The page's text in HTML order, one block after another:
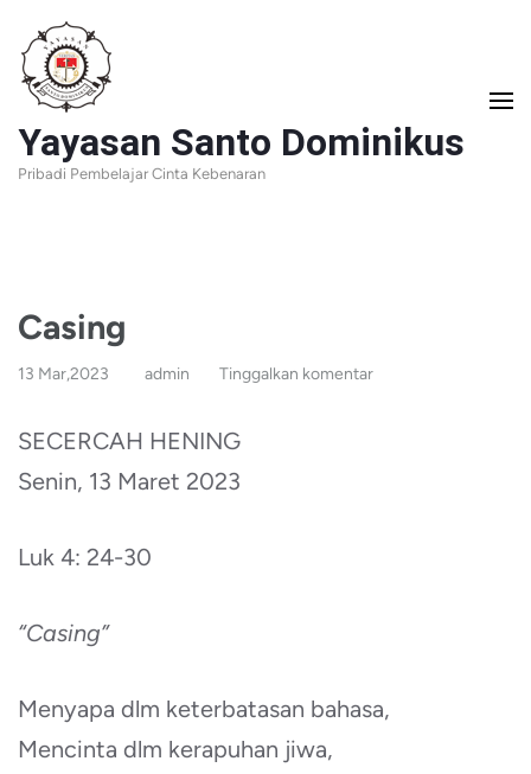
Lompat
ke
konten
(Tekan
Enter)
Yayasan Santo Dominikus
Pribadi Pembelajar Cinta Kebenaran
Casing
13 Mar,2023 admin Tinggalkan komentar
SECERCAH HENING
Senin, 13 Maret 2023
Luk 4: 24-30
“Casing”
Menyapa dlm keterbatasan bahasa,
Mencinta dlm kerapuhan jiwa,